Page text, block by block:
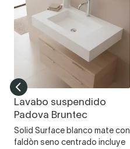
Lavabo suspendido
Padova Bruntec
Solid Surface blanco mate con
faldòn seno centrado incluye